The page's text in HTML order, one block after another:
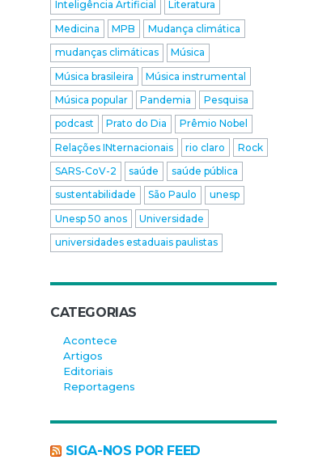
Inteligência Artificial
Literatura
Medicina
MPB
Mudança climática
mudanças climáticas
Música
Música brasileira
Música instrumental
Música popular
Pandemia
Pesquisa
podcast
Prato do Dia
Prêmio Nobel
Relações INternacionais
rio claro
Rock
SARS-CoV-2
saúde
saúde pública
sustentabilidade
São Paulo
unesp
Unesp 50 anos
Universidade
universidades estaduais paulistas
CATEGORIAS
Acontece
Artigos
Editoriais
Reportagens
SIGA-NOS POR FEED